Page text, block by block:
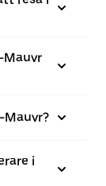
Mauvr
Mauvr?
i